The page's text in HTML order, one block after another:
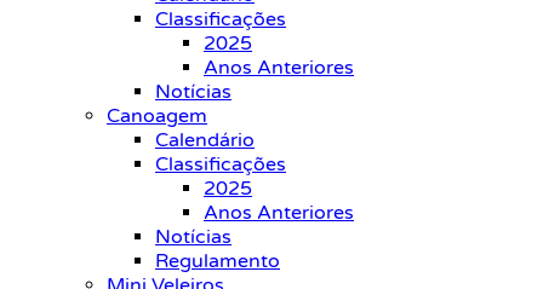
Classificações
2025
Anos Anteriores
Notícias
Canoagem
Calendário
Classificações
2025
Anos Anteriores
Notícias
Regulamento